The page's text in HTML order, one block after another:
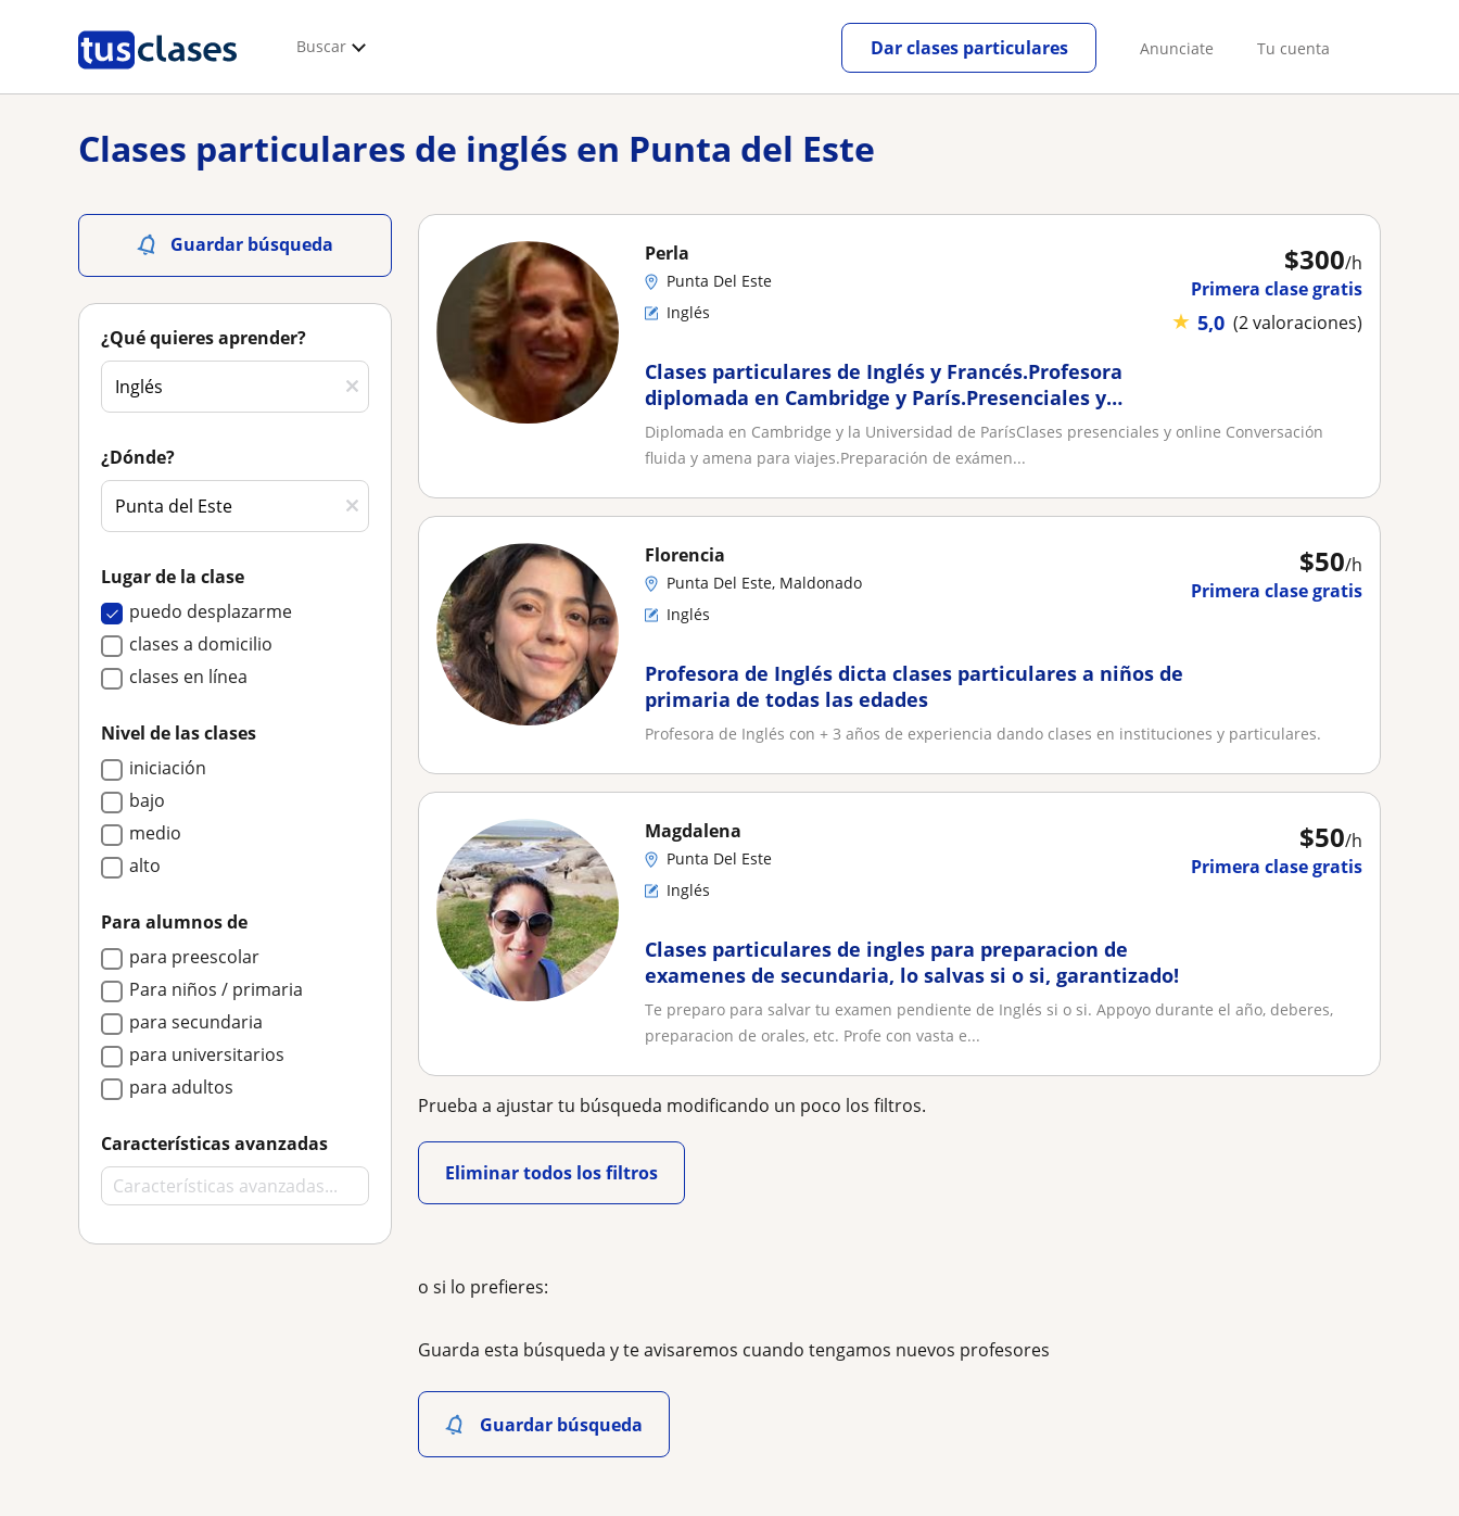
Buscar Anunciate Tu cuenta
Dar clases particulares
Clases particulares de inglés en Punta del Este
Guardar búsqueda
¿Qué quieres aprender?
¿Dónde?
Lugar de la clase
puedo desplazarme
clases a domicilio
clases en línea
Nivel de las clases
iniciación
bajo
medio
alto
Para alumnos de
para preescolar
Para niños / primaria
para secundaria
para universitarios
para adultos
Características avanzadas
$300/h
Primera clase gratis
★ 5,0 (2 valoraciones)
Perla
Punta Del Este
Inglés
Clases particulares de Inglés y Francés.Profesora
diplomada en Cambridge y París.Presenciales y
online.Preparacion exámenes
Diplomada en Cambridge y la Universidad de ParísClases presenciales y online Conversación
fluida y amena para viajes.Preparación de exámen...
$50/h
Primera clase gratis
Florencia
Punta Del Este, Maldonado
Inglés
Profesora de Inglés dicta clases particulares a niños de
primaria de todas las edades
Profesora de Inglés con + 3 años de experiencia dando clases en instituciones y particulares.
$50/h
Primera clase gratis
Magdalena
Punta Del Este
Inglés
Clases particulares de ingles para preparacion de
examenes de secundaria, lo salvas si o si, garantizado!
Te preparo para salvar tu examen pendiente de Inglés si o si. Appoyo durante el año, deberes,
preparacion de orales, etc. Profe con vasta e...
Prueba a ajustar tu búsqueda modificando un poco los filtros.
Eliminar todos los filtros
o si lo prefieres:
Guarda esta búsqueda y te avisaremos cuando tengamos nuevos profesores
Guardar búsqueda